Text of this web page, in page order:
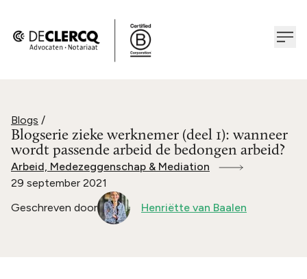
Blogs /
Blogserie zieke werknemer (deel 1): wanneer
wordt passende arbeid de bedongen arbeid?
Arbeid, Medezeggenschap & Mediation
29 september 2021
Geschreven door
Henriëtte van Baalen